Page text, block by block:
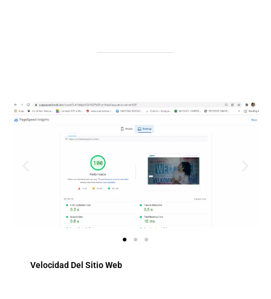
Velocidad Del Sitio Web